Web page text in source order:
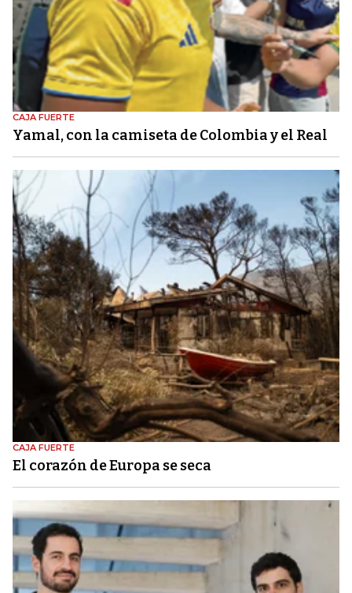
CAJA FUERTE
Yamal, con la camiseta de Colombia y el Real
CAJA FUERTE
El corazón de Europa se seca